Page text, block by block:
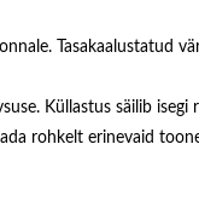
Tasakaalustatud
Küllastus säilib
rohkelt erinevaid